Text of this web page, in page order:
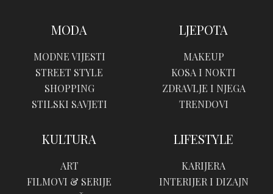
MODA
MODNE VIJESTI
STREET STYLE
SHOPPING
STILSKI SAVJETI
LJEPOTA
MAKEUP
KOSA I NOKTI
ZDRAVLJE I NJEGA
TRENDOVI
KULTURA
ART
FILMOVI & SERIJE
LIFESTYLE
KARIJERA
INTERIJER I DIZAJN